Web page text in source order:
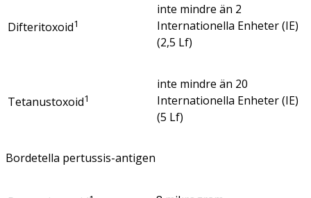
Difteritoxoid1
inte mindre än 2
Internationella Enheter (IE)
(2,5 Lf)
Tetanustoxoid1
inte mindre än 20
Internationella Enheter (IE)
(5 Lf)
Bordetella pertussis-antigen